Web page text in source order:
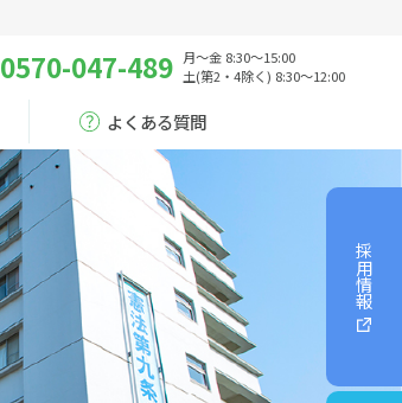
0570-047-489 月～金 8:30～15:00
土(第2・4除く) 8:30～12:00
よくある質問
採用情報